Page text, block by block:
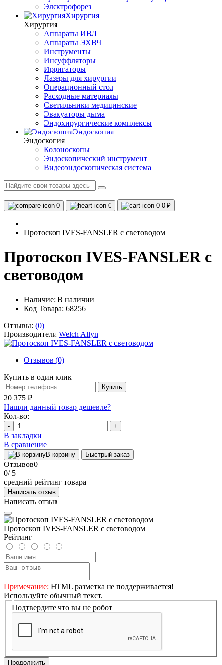
Электрофорез
Хирургия
Хирургия
Аппараты ИВЛ
Аппараты ЭХВЧ
Инструменты
Инсуффляторы
Ирригаторы
Лазеры для хирургии
Операционный стол
Расходные материалы
Светильники медицинские
Эвакуаторы дыма
Эндохирургические комплексы
Эндоскопия
Эндоскопия
Колоноскопы
Эндоскопический инструмент
Видеоэндоскопическая система
0 0 0 0 ₽
Протоскоп IVES-FANSLER с световодом
Протоскоп IVES-FANSLER с
световодом
Наличие: В наличии
Код Товара: 68256
Отзывы: (0)
Производители Welch Allyn
Отзывов (0)
Купить в один клик
Купить
20 375 ₽
Нашли данный товар дешевле?
Кол-во:
- +
В закладки
В сравнение
В корзину Быстрый заказ
Отзывов0
0/ 5
средний рейтинг товара
Написать отзыв
Написать отзыв
Протоскоп IVES-FANSLER с световодом
Рейтинг
Примечание: HTML разметка не поддерживается!
Используйте обычный текст.
Подтвердите что вы не робот
Продолжить